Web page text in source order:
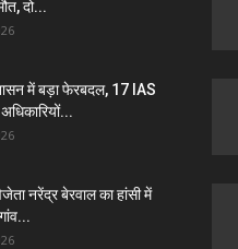
दो...
में बड़ा फेरबदल, 17 IAS
नरेंद्र बेरवाल का हांसी में